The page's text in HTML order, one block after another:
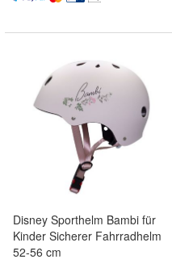
Disney Sporthelm Bambi für
Kinder Sicherer Fahrradhelm
52-56 cm